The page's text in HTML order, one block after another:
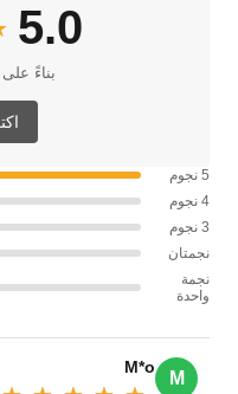
5.0
بناءً على 50 مراجعة حديثة
5 نجوم
4 نجوم
3 نجوم
نجمتان
نجمة
واحدة
M
M*o